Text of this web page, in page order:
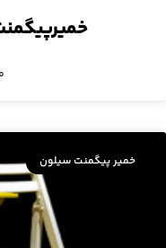
خمیرپیگمنت
خمیر پیگمنت سیلون